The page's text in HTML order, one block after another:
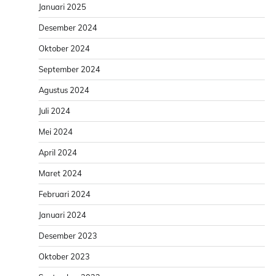
Januari 2025
Desember 2024
Oktober 2024
September 2024
Agustus 2024
Juli 2024
Mei 2024
April 2024
Maret 2024
Februari 2024
Januari 2024
Desember 2023
Oktober 2023